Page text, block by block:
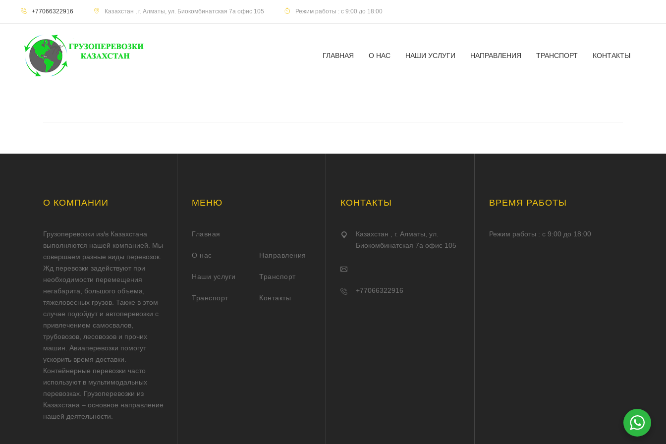
+77066322916 Казахстан , г. Алматы, ул. Биокомбинатская 7а офис 105 Режим работы : с 9:00 до 18:00
ГЛАВНАЯ О НАС НАШИ УСЛУГИ НАПРАВЛЕНИЯ ТРАНСПОРТ КОНТАКТЫ
О КОМПАНИИ
Грузоперевозки из/в Казахстана
выполняются нашей компанией. Мы
совершаем разные виды перевозок.
Жд перевозки задействуют при
необходимости перемещения
негабарита, большого объема,
тяжеловесных грузов. Также в этом
случае подойдут и автоперевозки с
привлечением самосвалов,
трубовозов, лесовозов и прочих
машин. Авиаперевозки помогут
ускорить время доставки.
Контейнерные перевозки часто
используют в мультимодальных
перевозках. Грузоперевозки из
Казахстана – основное направление
нашей деятельности.
МЕНЮ
Главная
О нас
Наши услуги
Транспорт
Направления
Транспорт
Контакты
КОНТАКТЫ
Казахстан , г. Алматы, ул.
Биокомбинатская 7а офис 105
+77066322916
ВРЕМЯ РАБОТЫ
Режим работы : с 9:00 до 18:00